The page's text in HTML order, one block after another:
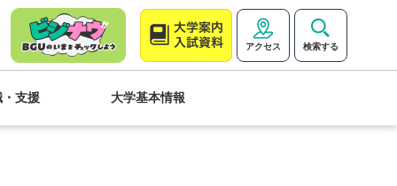
アクセス 検索する
・支援 大学基本情報